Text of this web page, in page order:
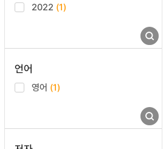
2022 (1)
언어
영어 (1)